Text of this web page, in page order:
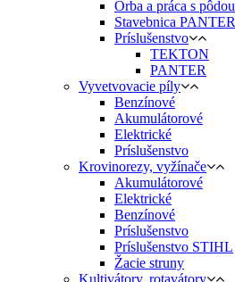
Orba a práca s pôdou
Stavebnica PANTER
Príslušenstvo
TEKTON
PANTER
Vyvetvovacie píly
Benzínové
Akumulátorové
Elektrické
Príslušenstvo
Krovinorezy, vyžínače
Akumulátorové
Elektrické
Benzínové
Príslušenstvo
Príslušenstvo STIHL
Žacie struny